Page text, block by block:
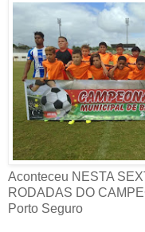
Aconteceu NESTA
RODADAS DO
Porto Seguro